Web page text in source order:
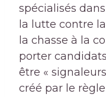
spécialisés
la lutte contre
la chasse à la
porter
être «
créé par le